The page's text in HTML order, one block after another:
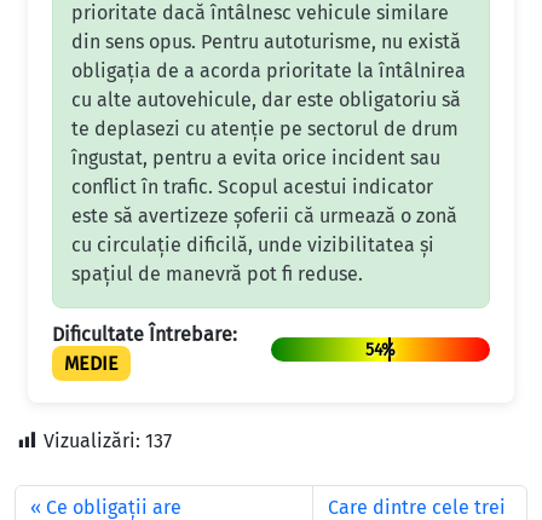
prioritate dacă întâlnesc vehicule similare
din sens opus. Pentru autoturisme, nu există
obligația de a acorda prioritate la întâlnirea
cu alte autovehicule, dar este obligatoriu să
te deplasezi cu atenție pe sectorul de drum
îngustat, pentru a evita orice incident sau
conflict în trafic. Scopul acestui indicator
este să avertizeze șoferii că urmează o zonă
cu circulație dificilă, unde vizibilitatea și
spațiul de manevră pot fi reduse.
Dificultate Întrebare:
MEDIE
54%
Vizualizări: 137
Ce obligații are
Care dintre cele trei